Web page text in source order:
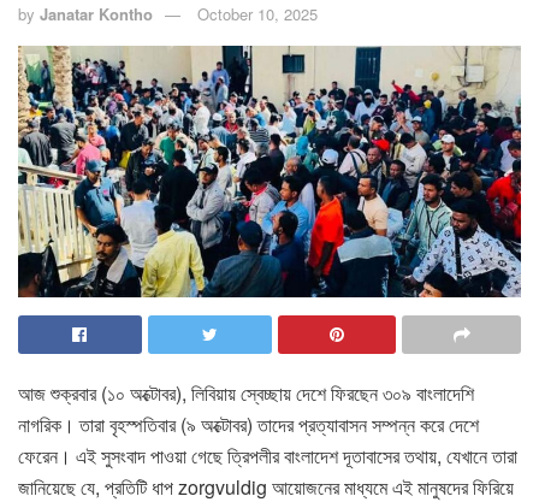
by Janatar Kontho October 10, 2025
আজ শুক্রবার (১০ অক্টোবর), লিবিয়ায় স্বেচ্ছায় দেশে ফিরছেন ৩০৯ বাংলাদেশি
নাগরিক। তারা বৃহস্পতিবার (৯ অক্টোবর) তাদের প্রত্যাবাসন সম্পন্ন করে দেশে
ফেরেন। এই সুসংবাদ পাওয়া গেছে ত্রিপলীর বাংলাদেশ দূতাবাসের তথায়, যেখানে তারা
জানিয়েছে যে, প্রতিটি ধাপ zorgvuldig আয়োজনের মাধ্যমে এই মানুষদের ফিরিয়ে